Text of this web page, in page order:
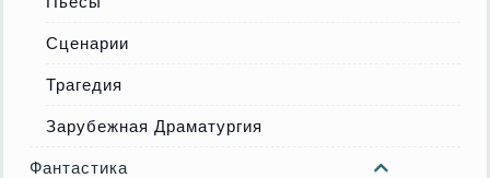
Сценарии
Трагедия
Зарубежная Драматургия
Фантастика